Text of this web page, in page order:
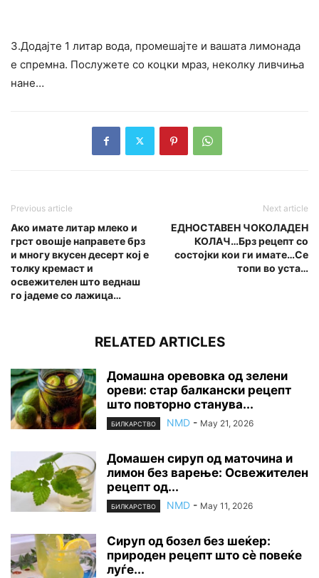
3.Додајте 1 литар вода, промешајте и вашата лимонада
е спремна. Послужете со коцки мраз, неколку ливчиња
нане…
Previous article
Ако имате литар млеко и
грст овошје направете брз
и многу вкусен десерт кој е
толку кремаст и
освежителен што веднаш
го јадеме со лажица…
Next article
ЕДНОСТАВЕН ЧОКОЛАДЕН
КОЛАЧ…Брз рецепт со
состојки кои ги имате…Се
топи во уста…
RELATED ARTICLES
Домашна оревовка од зелени
ореви: стар балкански рецепт
што повторно станува...
БИЛКАРСТВО NMD - May 21, 2026
Домашен сируп од маточина и
лимон без варење: Освежителен
рецепт од...
БИЛКАРСТВО NMD - May 11, 2026
Сируп од бозел без шеќер:
природен рецепт што сè повеќе
луѓе...